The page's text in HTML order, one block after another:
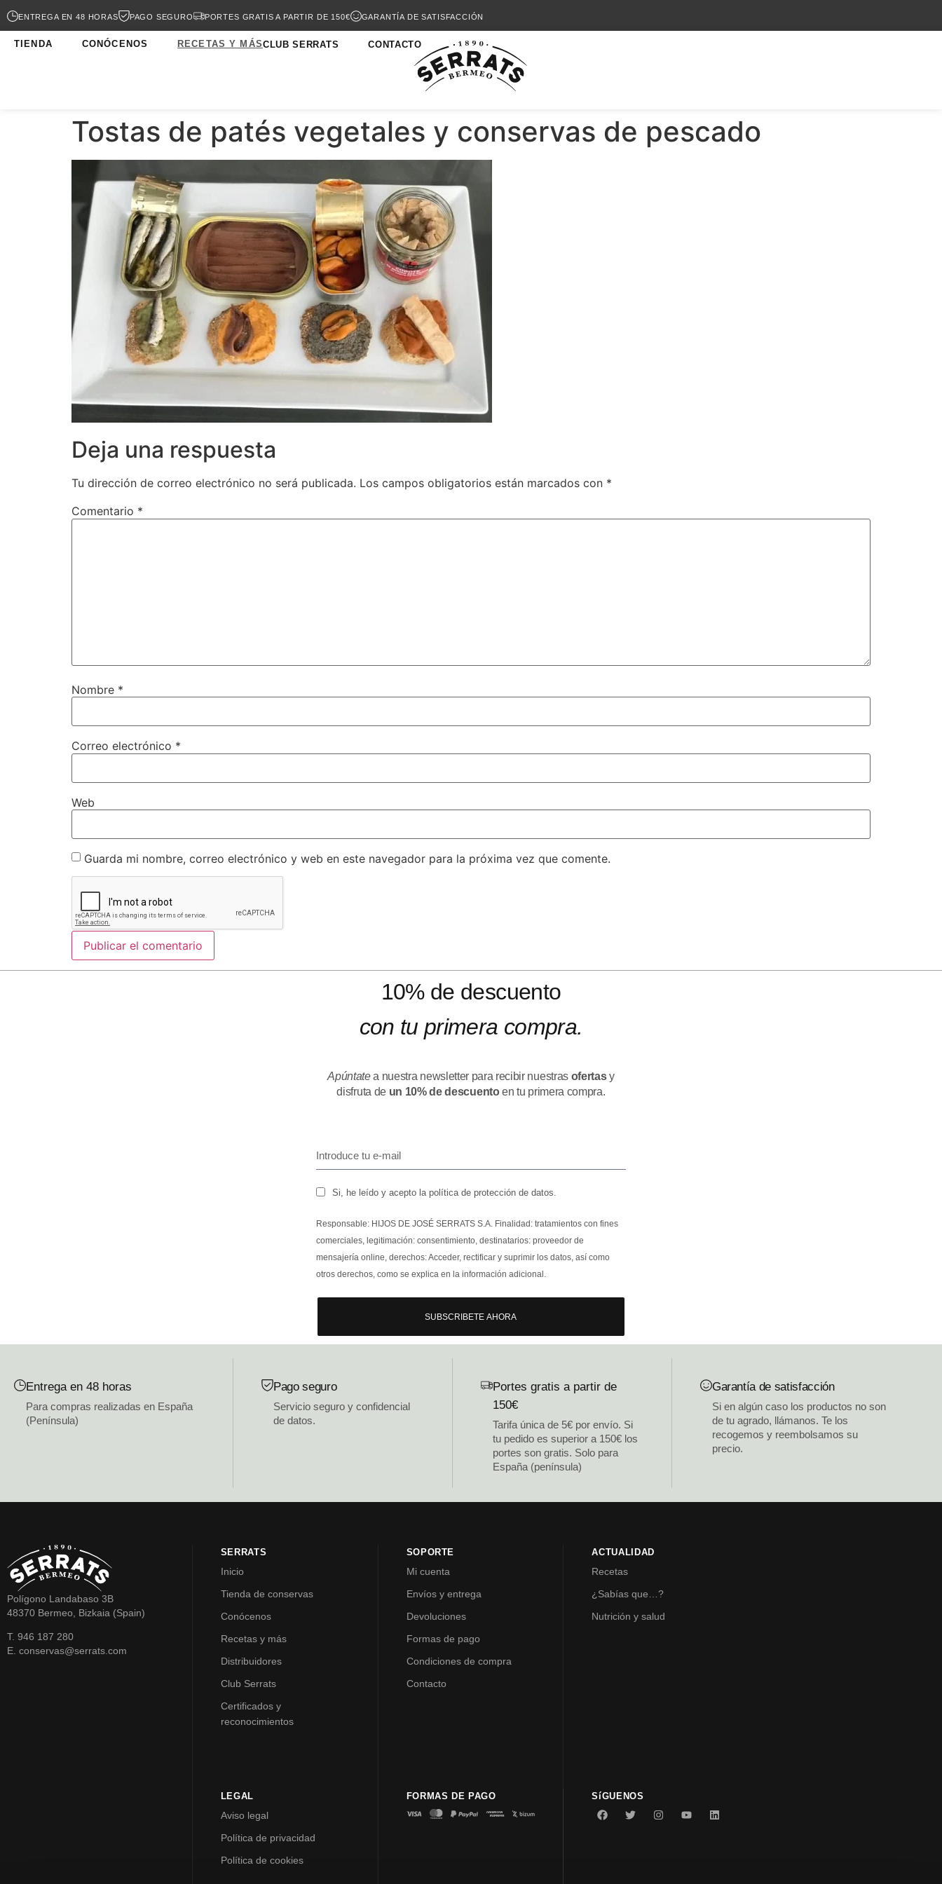
ENTREGA EN 48 HORAS PAGO SEGURO PORTES GRATIS A PARTIR DE 150€ GARANTÍA DE SATISFACCIÓN
TIENDA CONÓCENOS RECETAS Y MÁSCLUB SERRATS CONTACTO
Tostas de patés vegetales y conservas de pescado
Deja una respuesta
Tu dirección de correo electrónico no será publicada. Los campos obligatorios están marcados con *
Comentario *
Nombre *
Correo electrónico *
Web
Guarda mi nombre, correo electrónico y web en este navegador para la próxima vez que comente.
10% de descuento
con tu primera compra.
Apúntatea nuestra newsletter para recibir nuestras ofertasy
disfruta de un 10% de descuentoen tu primera compra.
Si, he leído y acepto la política de protección de datos.
Responsable: HIJOS DE JOSÉ SERRATS S.A. Finalidad: tratamientos con fines
comerciales, legitimación: consentimiento, destinatarios: proveedor de
mensajería online, derechos: Acceder, rectificar y suprimir los datos, así como
otros derechos, como se explica en la información adicional.
SUBSCRIBETE AHORA
Entrega en 48 horas
Para compras realizadas en España
(Península)
Pago seguro
Servicio seguro y confidencial
de datos.
Portes gratis a partir de
150€
Tarifa única de 5€ por envío. Si
tu pedido es superior a 150€ los
portes son gratis. Solo para
España (península)
Garantía de satisfacción
Si en algún caso los productos no son
de tu agrado, llámanos. Te los
recogemos y reembolsamos su
precio.
Polígono Landabaso 3B
48370 Bermeo, Bizkaia (Spain)
T. 946 187 280
E. conservas@serrats.com
SERRATS
Inicio
Tienda de conservas
Conócenos
Recetas y más
Distribuidores
Club Serrats
Certificados y
reconocimientos
SOPORTE
Mi cuenta
Envíos y entrega
Devoluciones
Formas de pago
Condiciones de compra
Contacto
ACTUALIDAD
Recetas
¿Sabías que…?
Nutrición y salud
LEGAL
Aviso legal
Política de privacidad
Política de cookies
FORMAS DE PAGO SíGUENOS